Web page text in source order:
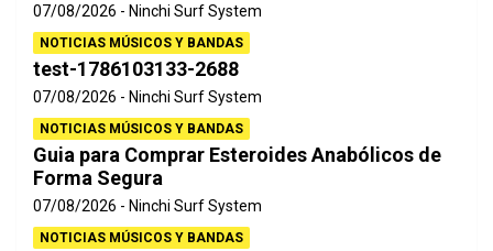
07/08/2026 Ninchi Surf System
NOTICIAS MÚSICOS Y BANDAS
test-1786103133-2688
07/08/2026 Ninchi Surf System
NOTICIAS MÚSICOS Y BANDAS
Guia para Comprar Esteroides Anabólicos de
Forma Segura
07/08/2026 Ninchi Surf System
NOTICIAS MÚSICOS Y BANDAS